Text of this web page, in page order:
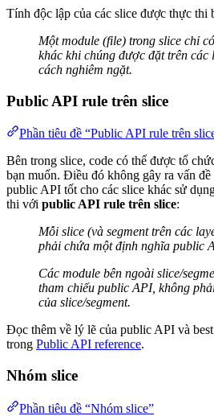
Tính độc lập của các slice được thực thi
Một module (file) trong slice chỉ
khác khi chúng được đặt trên các
cách nghiêm ngặt.
Public API rule trên slice
Phần tiêu đề “Public API rule trên
Bên trong slice, code có thể được tổ
bạn muốn. Điều đó không gây ra vấn
public API tốt cho các slice khác sử
thi với public API rule trên slice:
Mỗi slice (và segment trên các
phải chứa một định nghĩa public
Các module bên ngoài slice/
tham chiếu public API, không
của slice/segment.
Đọc thêm về lý lẽ của public API và
trong Public API reference.
Nhóm slice
Phần tiêu đề “Nhóm slice”